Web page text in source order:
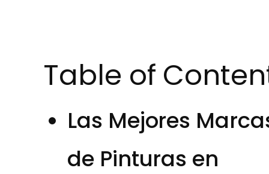
Table of
Las Mejores
de Pinturas en